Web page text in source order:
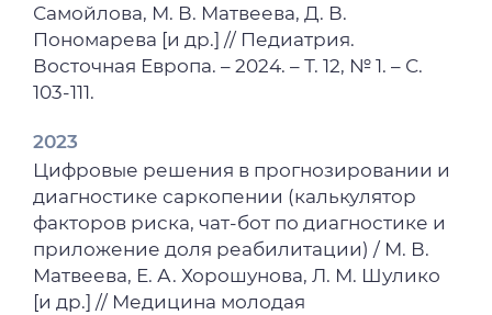
Самойлова, М. В. Матвеева, Д. В.
Пономарева [и др.] // Педиатрия.
Восточная Европа. – 2024. – Т. 12, № 1. – С.
103-111.
2023
Цифровые решения в прогнозировании и
диагностике саркопении (калькулятор
факторов риска, чат-бот по диагностике и
приложение доля реабилитации) / М. В.
Матвеева, Е. А. Хорошунова, Л. М. Шулико
[и др.] // Медицина молодая